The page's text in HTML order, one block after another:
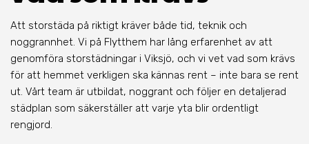
Att storstäda på riktigt kräver både tid, teknik och
noggrannhet. Vi på Flytthem har lång erfarenhet av att
genomföra storstädningar i Viksjö, och vi vet vad som krävs
för att hemmet verkligen ska kännas rent – inte bara se rent
ut. Vårt team är utbildat, noggrant och följer en detaljerad
städplan som säkerställer att varje yta blir ordentligt
rengjord.